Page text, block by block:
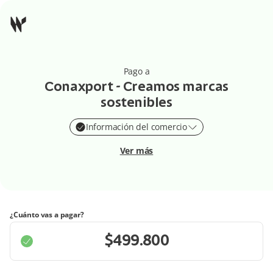
Pago a
Conaxport - Creamos marcas
sostenibles
Información del comercio
Ver más
¿Cuánto vas a pagar?